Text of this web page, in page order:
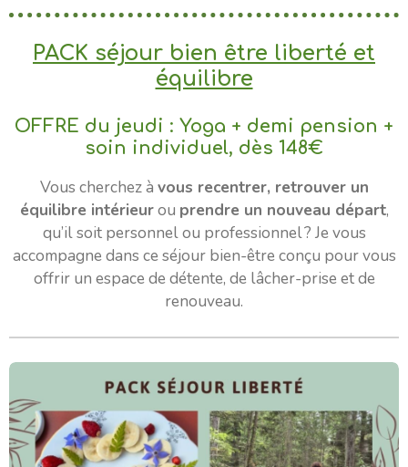
PACK séjour bien être liberté et
équilibre
OFFRE du jeudi : Yoga + demi pension +
soin individuel, dès 148€
Vous cherchez à vous recentrer, retrouver un
équilibre intérieurou prendre un nouveau départ,
qu’il soit personnel ou professionnel ? Je vous
accompagne dans ce séjour bien-être conçu pour vous
offrir un espace de détente, de lâcher-prise et de
renouveau.